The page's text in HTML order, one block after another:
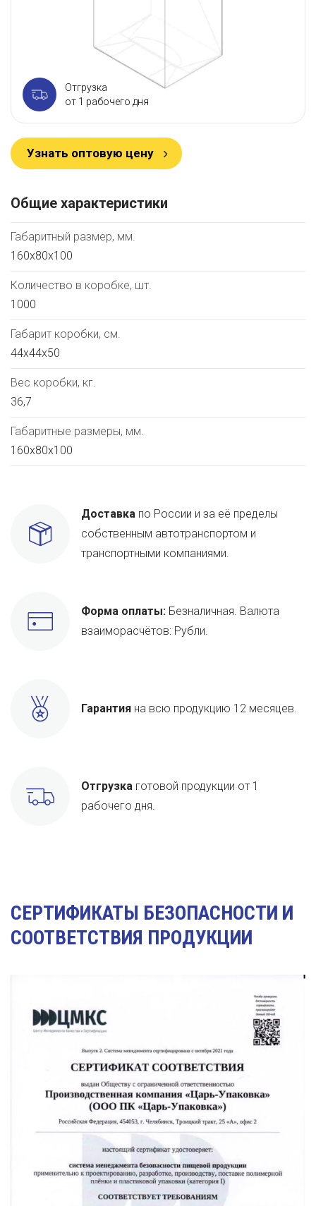
Отгрузка
от 1 рабочего дня
Узнать оптовую цену
Общие характеристики
Габаритный размер, мм.
160х80х100
Количество в коробке, шт.
1000
Габарит коробки, см.
44х44х50
Вес коробки, кг.
36,7
Габаритные размеры, мм.
160х80х100
Доставка по России и за её пределы
собственным автотранспортом и
транспортными компаниями.
Форма оплаты: Безналичная. Валюта
взаиморасчётов: Рубли.
Гарантия на всю продукцию 12 месяцев.
Отгрузка готовой продукции от 1
рабочего дня.
СЕРТИФИКАТЫ БЕЗОПАСНОСТИ И
СООТВЕТСТВИЯ ПРОДУКЦИИ